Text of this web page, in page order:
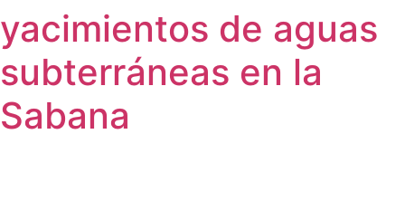
yacimientos de aguas
subterráneas en la
Sabana